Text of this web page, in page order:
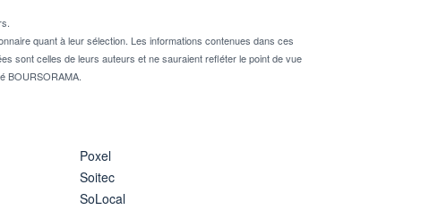
quant à leur sélection. Les informations contenues dans ces
sont celles de leurs auteurs et ne sauraient refléter le point de vue
BOURSORAMA.
Poxel
Soitec
SoLocal